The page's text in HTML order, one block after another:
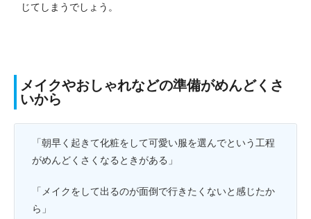
じてしまうでしょう。
メイクやおしゃれなどの準備がめんどくさ
いから
「朝早く起きて化粧をして可愛い服を選んでという工程
がめんどくさくなるときがある」
「メイクをして出るのが面倒で行きたくないと感じたか
ら」